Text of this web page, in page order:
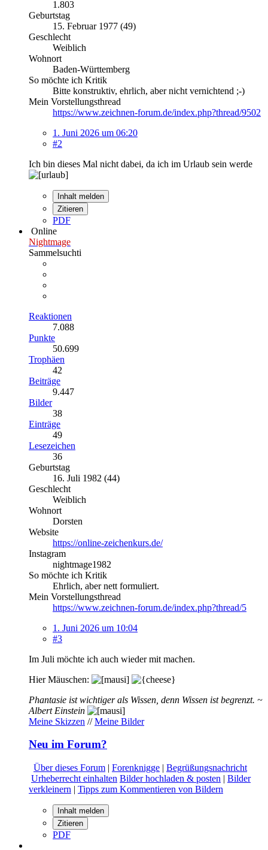
1.803
Geburtstag
15. Februar 1977 (49)
Geschlecht
Weiblich
Wohnort
Baden-Württemberg
So möchte ich Kritik
Bitte konstruktiv, ehrlich, aber nicht vernichtend ;-)
Mein Vorstellungsthread
https://www.zeichnen-forum.de/index.php?thread/9502
1. Juni 2026 um 06:20
#2
Ich bin dieses Mal nicht dabei, da ich im Urlaub sein werde
Inhalt melden
Zitieren
PDF
Online
Nightmage
Sammelsuchti
Reaktionen
7.088
Punkte
50.699
Trophäen
42
Beiträge
9.447
Bilder
38
Einträge
49
Lesezeichen
36
Geburtstag
16. Juli 1982 (44)
Geschlecht
Weiblich
Wohnort
Dorsten
Website
https://online-zeichenkurs.de/
Instagram
nightmage1982
So möchte ich Kritik
Ehrlich, aber nett formuliert.
Mein Vorstellungsthread
https://www.zeichnen-forum.de/index.php?thread/5
1. Juni 2026 um 10:04
#3
Im Juli möchte ich auch wieder mit machen.
Hier Mäuschen:
Phantasie ist wichtiger als Wissen, denn Wissen ist begrenzt. ~
Albert Einstein
Meine Skizzen //Meine Bilder
Neu im Forum?
Über dieses Forum | Forenknigge | Begrüßungsnachricht
Urheberrecht einhalten Bilder hochladen & posten | Bilder
verkleinern | Tipps zum Kommentieren von Bildern
Inhalt melden
Zitieren
PDF